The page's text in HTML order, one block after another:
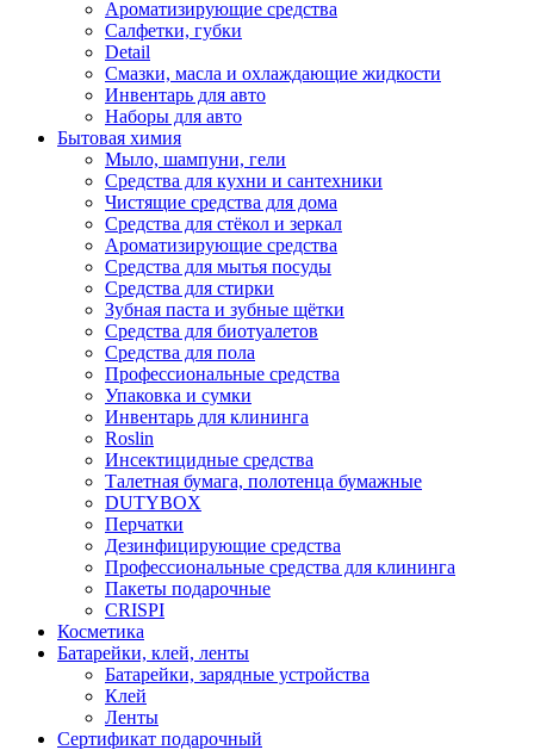
Ароматизирующие средства
Салфетки, губки
Detail
Смазки, масла и охлаждающие жидкости
Инвентарь для авто
Наборы для авто
Бытовая химия
Мыло, шампуни, гели
Средства для кухни и сантехники
Чистящие средства для дома
Средства для стёкол и зеркал
Ароматизирующие средства
Средства для мытья посуды
Средства для стирки
Зубная паста и зубные щётки
Средства для биотуалетов
Средства для пола
Профессиональные средства
Упаковка и сумки
Инвентарь для клининга
Roslin
Инсектицидные средства
Талетная бумага, полотенца бумажные
DUTYBOX
Перчатки
Дезинфицирующие средства
Профессиональные средства для клининга
Пакеты подарочные
CRISPI
Косметика
Батарейки, клей, ленты
Батарейки, зарядные устройства
Клей
Ленты
Сертификат подарочный